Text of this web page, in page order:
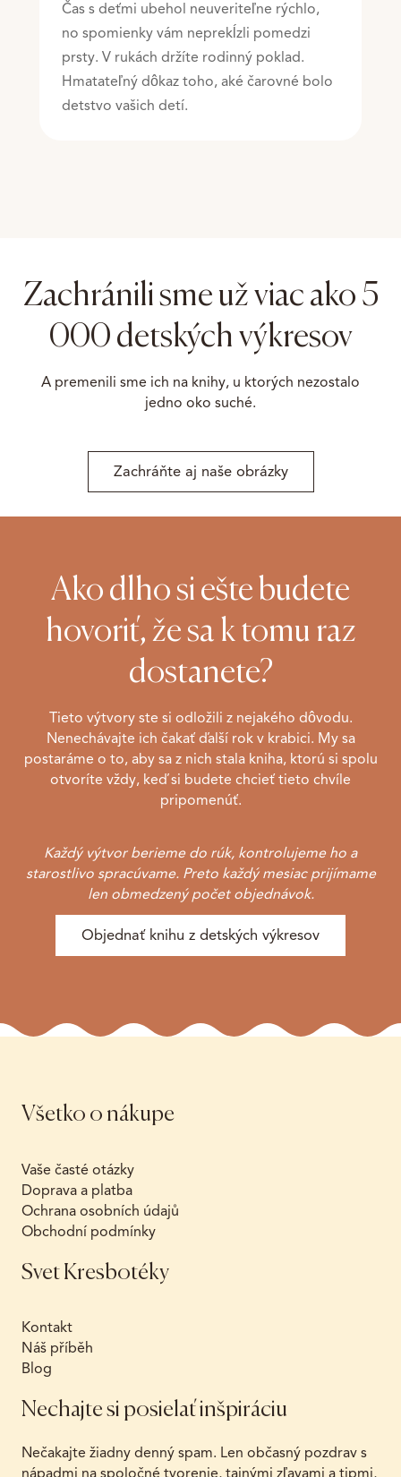
Čas s deťmi ubehol neuveriteľne rýchlo,
no spomienky vám neprekĺzli pomedzi
prsty. V rukách držíte rodinný poklad.
Hmatateľný dôkaz toho, aké čarovné bolo
detstvo vašich detí.
Zachránili sme už viac ako 5
000 detských výkresov
A premenili sme ich na knihy, u ktorých nezostalo
jedno oko suché.
Zachráňte aj naše obrázky
Ako dlho si ešte budete
hovoriť, že sa k tomu raz
dostanete?
Tieto výtvory ste si odložili z nejakého dôvodu.
Nenechávajte ich čakať ďalší rok v krabici. My sa
postaráme o to, aby sa z nich stala kniha, ktorú si spolu
otvoríte vždy, keď si budete chcieť tieto chvíle
pripomenúť.
Každý výtvor berieme do rúk, kontrolujeme ho a
starostlivo spracúvame. Preto každý mesiac prijímame
len obmedzený počet objednávok.
Objednať knihu z detských výkresov
Všetko o nákupe
Vaše časté otázky
Doprava a platba
Ochrana osobních údajů
Obchodní podmínky
Svet Kresbotéky
Kontakt
Náš příběh
Blog
Nechajte si posielať inšpiráciu
Nečakajte žiadny denný spam. Len občasný pozdrav s
nápadmi na spoločné tvorenie, tajnými zľavami a tipmi,